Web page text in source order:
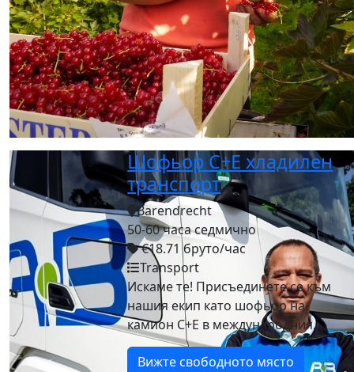
Шофьор C+E хладилен
транспорт
Barendrecht
50-60 часа седмично
€18.71 бруто/час
Transport
Искаме те! Присъединете се към
нашия екип като шофьор на
камион C+E в международния...
Вижте свободното място